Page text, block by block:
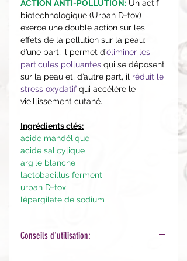
ACTION ANTI-POLLUTION: Un actif
biotechnologique (Urban D-tox)
exerce une double action sur les
effets de la pollution sur la peau:
d’une part, il permet d’éliminer les
particules polluantes qui se déposent
sur la peau et, d’autre part, il réduit le
stress oxydatif qui accélère le
vieillissement cutané.
Ingrédients clés:
acide mandélique
acide salicylique
argile blanche
lactobacillus ferment
urban D-tox
lépargilate de sodium
Conseils d'utilisation: